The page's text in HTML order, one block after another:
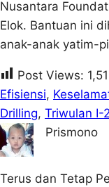
Nusantara
Elok. Bantuan ini
anak-anak yatim-
Post Views:
Efisiensi,
Drilling, Triwulan I-
Prismono
Terus dan Tetap